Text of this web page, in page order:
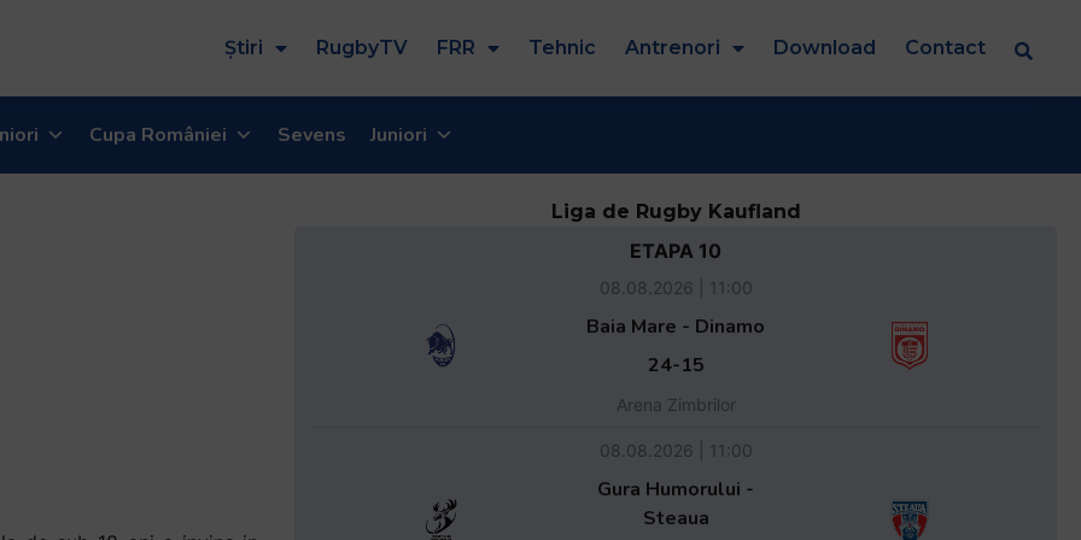
Știri RugbyTV FRR Tehnic Antrenori Download Contact
Cupa României Sevens Juniori
Liga de Rugby Kaufland
ETAPA 10
08.08.2026 | 11:00
Baia Mare - Dinamo
24-15
Arena Zimbrilor
08.08.2026 | 11:00
Gura Humorului -
Steaua